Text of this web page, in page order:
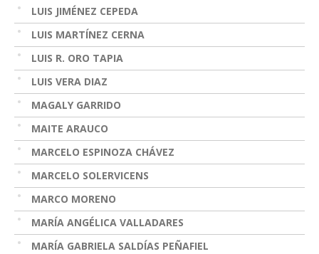
LUIS JIMÉNEZ CEPEDA
LUIS MARTÍNEZ CERNA
LUIS R. ORO TAPIA
LUIS VERA DIAZ
MAGALY GARRIDO
MAITE ARAUCO
MARCELO ESPINOZA CHÁVEZ
MARCELO SOLERVICENS
MARCO MORENO
MARÍA ANGÉLICA VALLADARES
MARÍA GABRIELA SALDÍAS PEÑAFIEL